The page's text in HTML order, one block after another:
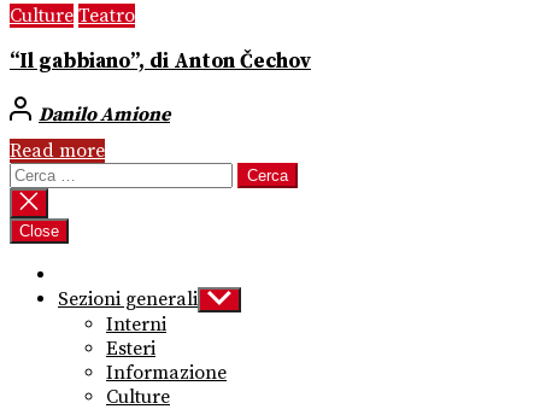
Culture Teatro
“Il gabbiano”, di Anton Čechov
Danilo Amione
Read more
Ricerca
per:
Close
Sezioni generali Show
sub
Interni
Esteri
Informazione
Culture